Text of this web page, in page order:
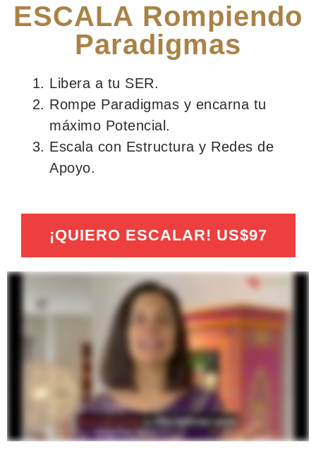
ESCALA Rompiendo
Paradigmas
Libera a tu SER.
Rompe Paradigmas y encarna tu
máximo Potencial.
Escala con Estructura y Redes de
Apoyo.
¡QUIERO ESCALAR! US$97